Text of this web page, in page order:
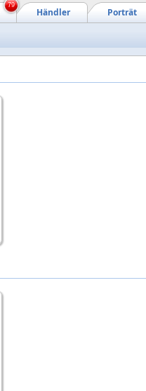
Porträt
Händler
79